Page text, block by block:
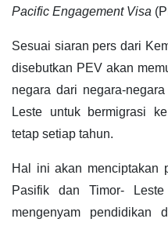
Pacific Engagement Visa
Sesuai siaran pers dari
disebutkan PEV akan
negara dari negara-
Leste untuk bermigrasi
tetap setiap tahun.
Hal ini akan menciptakan
Pasifik dan Timor-
mengenyam pendidikan